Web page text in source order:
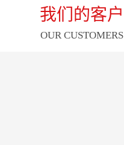
我们的客户
OUR CUSTOMERS